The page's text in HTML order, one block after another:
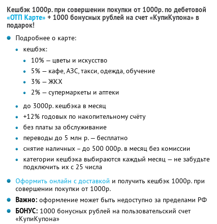
Кешбэк 1000р. при совершении покупки от 1000р. по дебетовой
«ОТП Карте» + 1000 бонусных рублей на счет «КупиКупона» в
подарок!
Подробнее о карте:
кешбэк:
10% — цветы и искусство
5% — кафе, АЗС, такси, одежда, обучение
3% — ЖКХ
2% — супермаркеты и аптеки
до 3000р. кешбэка в месяц
+12% годовых по накопительному счёту
без платы за обслуживание
переводы до 5 млн р. — бесплатно
снятие наличных – до 500 000р. в месяц без комиссии
категории кешбэка выбираются каждый месяц — не забудьте
подключить их с 25 числа
Оформить онлайн с доставкой и получить кешбэк 1000р. при
совершении покупки от 1000р.
Важно: оформление может быть недоступно за пределами РФ
БОНУС: 1000 бонусных рублей на пользовательский счет
«КупиКупона»